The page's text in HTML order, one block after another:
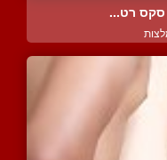
רט...